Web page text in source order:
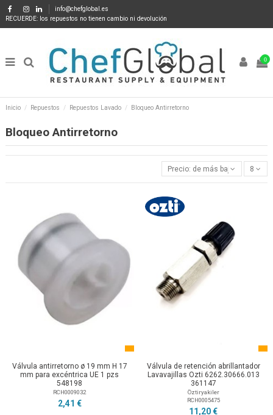
info@chefglobal.es
RECUERDE: los repuestos no tienen cambio ni devolución
0
Inicio Repuestos Repuestos Lavado Bloqueo Antirretorno
Bloqueo Antirretorno
Precio: de más bajo a más alto
8
Válvula antirretorno ø 19 mm H 17
mm para excéntrica UE 1 pzs
548198
RCH0009032
2,41 €
Válvula de retención abrillantador
Lavavajillas Ozti 6262.30666.013
361147
Öztiryakiler
RCH0005475
11,20 €